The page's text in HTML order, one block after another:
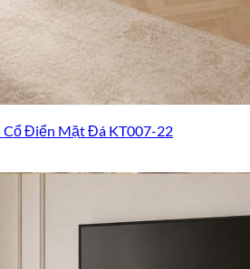
Cổ Điển Mặt Đá KT007-22